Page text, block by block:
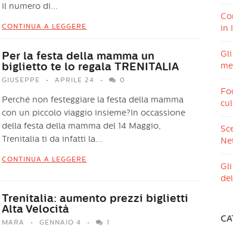
il numero di...
CONTINUA A LEGGERE
Per la festa della mamma un
biglietto te lo regala TRENITALIA
GIUSEPPE APRILE 24 0
Perché non festeggiare la festa della mamma
con un piccolo viaggio insieme?In occassione
della festa della mamma del 14 Maggio,
Trenitalia ti da infatti la...
CONTINUA A LEGGERE
Trenitalia: aumento prezzi biglietti
Alta Velocità
MARA GENNAIO 4 1
in